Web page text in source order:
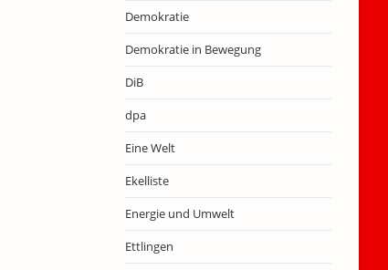
Demokratie
Demokratie in Bewegung
DiB
dpa
Eine Welt
Ekelliste
Energie und Umwelt
Ettlingen